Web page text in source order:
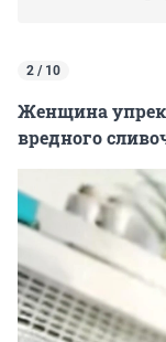
2 / 10
Женщина
вредного